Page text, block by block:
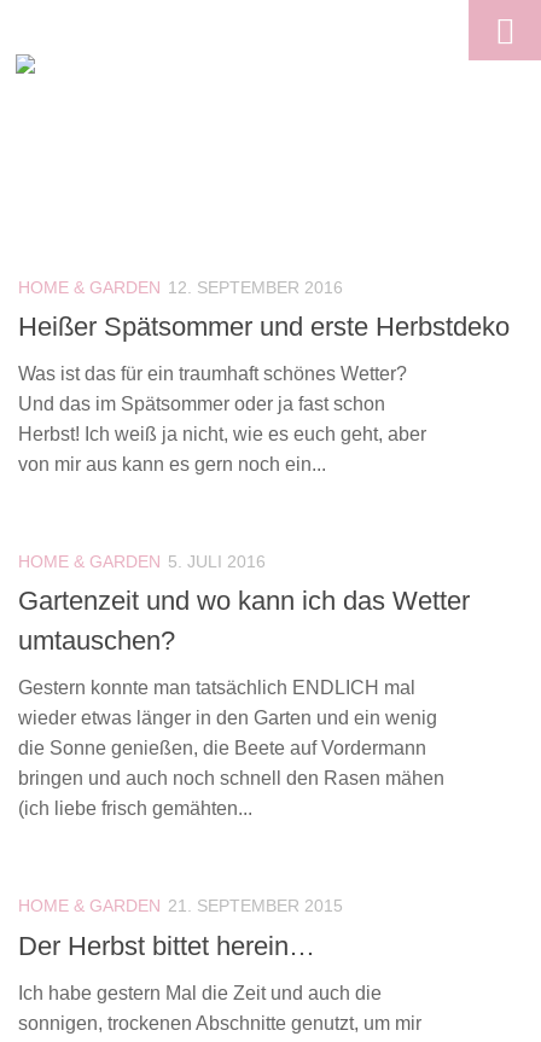
HOME & GARDEN 12. SEPTEMBER 2016
Heißer Spätsommer und erste Herbstdeko
Was ist das für ein traumhaft schönes Wetter?
Und das im Spätsommer oder ja fast schon
Herbst! Ich weiß ja nicht, wie es euch geht, aber
von mir aus kann es gern noch ein...
HOME & GARDEN 5. JULI 2016
Gartenzeit und wo kann ich das Wetter
umtauschen?
Gestern konnte man tatsächlich ENDLICH mal
wieder etwas länger in den Garten und ein wenig
die Sonne genießen, die Beete auf Vordermann
bringen und auch noch schnell den Rasen mähen
(ich liebe frisch gemähten...
HOME & GARDEN 21. SEPTEMBER 2015
Der Herbst bittet herein…
Ich habe gestern Mal die Zeit und auch die
sonnigen, trockenen Abschnitte genutzt, um mir